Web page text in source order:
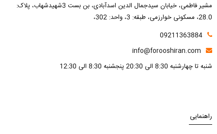
مشیر فاطمی، خیابان سیدجمال الدین اسدآبادی، بن بست 3شهیدشهاب، پلاک:
28.0، مسکونی خوارزمی، طبقه: 3، واحد: 302،
09211363884
info@forooshiran.com
شنبه تا چهارشنبه 8:30 الی 20:30 پنجشنبه 8:30 الی 12:30
راهنمایی